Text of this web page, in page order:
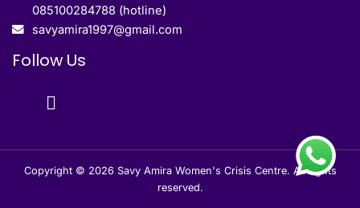
085100284788 (hotline)
savyamira1997@gmail.com
Follow Us
Copyright © 2026 Savy Amira Women's Crisis Centre. All rights
reserved.